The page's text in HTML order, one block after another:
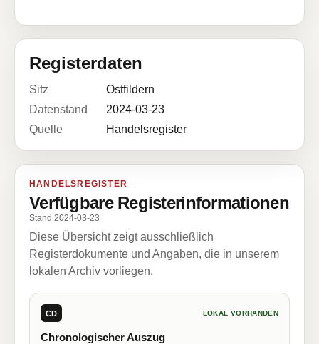
Registerdaten
Sitz
Ostfildern
Datenstand
2024-03-23
Quelle
Handelsregister
HANDELSREGISTER
Verfügbare Registerinformationen
Stand 2024-03-23
Diese Übersicht zeigt ausschließlich
Registerdokumente und Angaben, die in unserem
lokalen Archiv vorliegen.
CD LOKAL VORHANDEN
Chronologischer Auszug